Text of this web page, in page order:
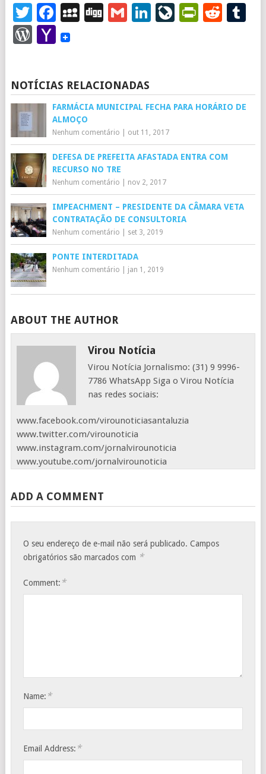
Twitter
Facebook
MySpace
DiggGmailLinkedIn
WordPress
Yahoo
NOTÍCIAS RELACIONADAS
FARMÁCIA MUNICIPAL FECHA PARA HORÁRIO DE
ALMOÇO
Nenhum comentário out 11, 2017
DEFESA DE PREFEITA AFASTADA ENTRA COM
RECURSO NO TRE
Nenhum comentário nov 2, 2017
IMPEACHMENT – PRESIDENTE DA CÂMARA VETA
CONTRATAÇÃO DE CONSULTORIA
Nenhum comentário set 3, 2019
PONTE INTERDITADA
Nenhum comentário jan 1, 2019
ABOUT THE AUTHOR
Virou Notícia
Virou Notícia Jornalismo: (31) 9 9996-
7786 WhatsApp Siga o Virou Notícia
nas redes sociais:
www.facebook.com/virounoticiasantaluzia
www.twitter.com/virounoticia
www.instagram.com/jornalvirounoticia
www.youtube.com/jornalvirounoticia
ADD A COMMENT
O seu endereço de e-mail não será publicado. Campos
obrigatórios são marcados com *
Comment: *
Name: *
Email Address: *